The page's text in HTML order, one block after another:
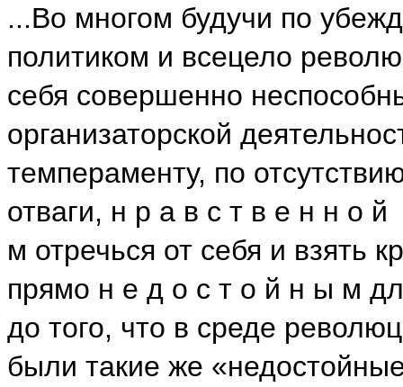
...Во многом будучи по
политиком и всецело
себя совершенно
организаторской
темпераменту, по
отваги, н р а в с т в е н н о
м отречься от себя и взять
прямо н е д о с т о й н ы м
до того, что в среде
были такие же